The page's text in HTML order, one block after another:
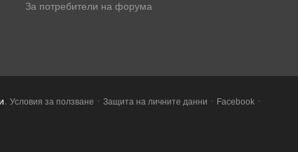
За потребители на форума
. Условия за ползване · Защита на личните данни · Facebook ·